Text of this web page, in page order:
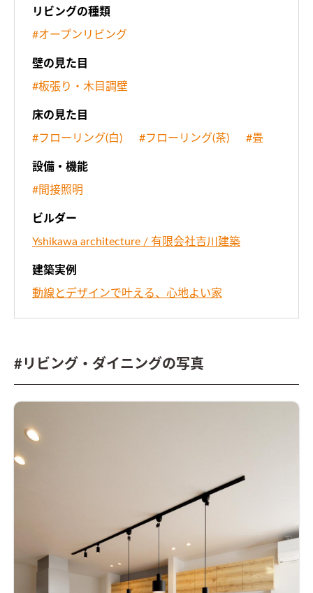
リビングの種類
#オープンリビング
壁の見た目
#板張り・木目調壁
床の見た目
#フローリング(白) #フローリング(茶) #畳
設備・機能
#間接照明
ビルダー
Yshikawa architecture / 有限会社吉川建築
建築実例
動線とデザインで叶える、心地よい家
#リビング・ダイニングの写真